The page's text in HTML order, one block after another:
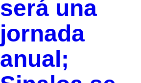
será una
jornada
anual;